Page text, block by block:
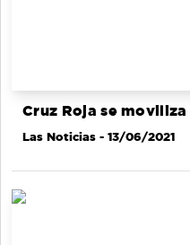
Cruz Roja se
Las Noticias - 13/06/2021